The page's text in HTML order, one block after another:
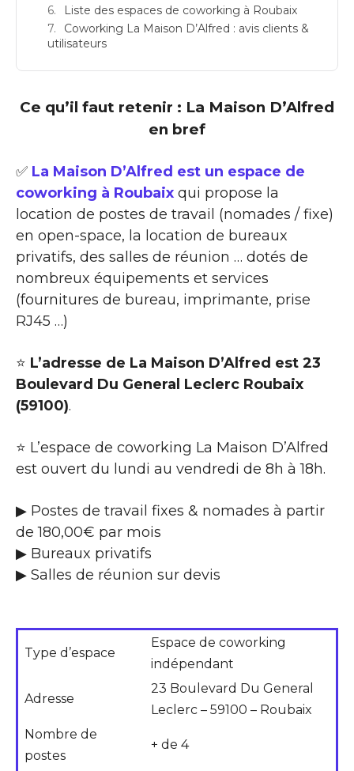
Liste des espaces de coworking à Roubaix
Coworking La Maison D’Alfred : avis clients &
utilisateurs
Ce qu’il faut retenir : La Maison D’Alfred
en bref
✅ La Maison D’Alfred est un espace de
coworking à Roubaix qui propose la
location de postes de travail (nomades / fixe)
en open-space, la location de bureaux
privatifs, des salles de réunion … dotés de
nombreux équipements et services
(fournitures de bureau, imprimante, prise
RJ45 …)
⭐ L’adresse de La Maison D’Alfred est 23
Boulevard Du General Leclerc Roubaix
(59100).
⭐ L’espace de coworking La Maison D’Alfred
est ouvert du lundi au vendredi de 8h à 18h.
▶ Postes de travail fixes & nomades à partir
de 180,00€ par mois
▶ Bureaux privatifs
▶ Salles de réunion sur devis
Type d’espace
Espace de coworking
indépendant
Adresse
23 Boulevard Du General
Leclerc – 59100 – Roubaix
Nombre de
postes
+ de 4